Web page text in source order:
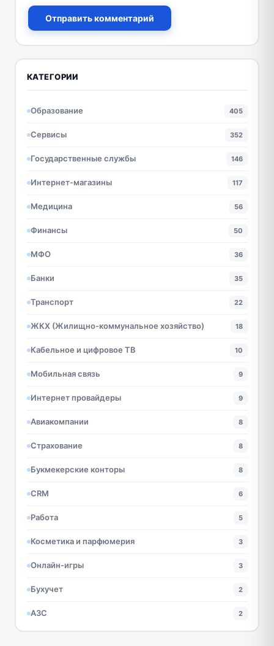
Отправить комментарий
КАТЕГОРИИ
Образование 405
Сервисы 352
Государственные службы 146
Интернет-магазины 117
Медицина 56
Финансы 50
МФО 36
Банки 35
Транспорт 22
ЖКХ (Жилищно-коммунальное хозяйство) 18
Кабельное и цифровое ТВ 10
Мобильная связь 9
Интернет провайдеры 9
Авиакомпании 8
Страхование 8
Букмекерские конторы 8
CRM 6
Работа 5
Косметика и парфюмерия 3
Онлайн-игры 3
Бухучет 2
АЗС 2